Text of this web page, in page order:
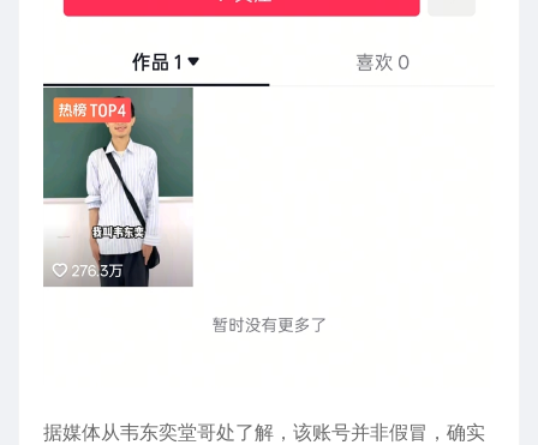
据媒体从韦东奕堂哥处了解，该账号并非假冒，确实